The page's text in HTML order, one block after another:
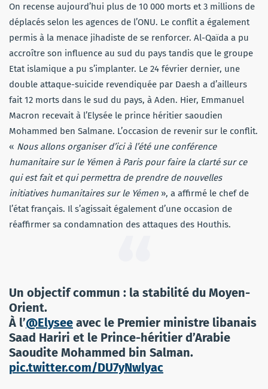
On recense aujourd’hui plus de 10 000 morts et 3 millions de
déplacés selon les agences de l’ONU. Le conflit a également
permis à la menace jihadiste de se renforcer. Al-Qaïda a pu
accroître son influence au sud du pays tandis que le groupe
Etat islamique a pu s’implanter. Le 24 février dernier, une
double attaque-suicide revendiquée par Daesh a d’ailleurs
fait 12 morts dans le sud du pays, à Aden. Hier, Emmanuel
Macron recevait à l’Elysée le prince héritier saoudien
Mohammed ben Salmane. L’occasion de revenir sur le conflit.
« Nous allons organiser d’ici à l’été une conférence
humanitaire sur le Yémen à Paris pour faire la clarté sur ce
qui est fait et qui permettra de prendre de nouvelles
initiatives humanitaires sur le Yémen », a affirmé le chef de
l’état français. Il s’agissait également d’une occasion de
réaffirmer sa condamnation des attaques des Houthis.
Un objectif commun : la stabilité du Moyen-
Orient.
À l’@Elysee avec le Premier ministre libanais
Saad Hariri et le Prince-héritier d’Arabie
Saoudite Mohammed bin Salman.
pic.twitter.com/DU7yNwlyac